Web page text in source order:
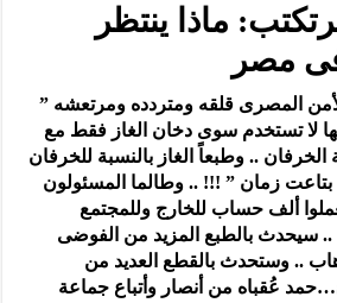
ماذا ينتظر
مصر
المصرى قلقه ومتردده ومرتعشه ”
لا تستخدم سوى دخان الغاز فقط مع
الخرفان .. وطبعاً الغاز بالنسبة للخرفان
زمان ” !!! .. وطالما المسئولون
ألف حساب للخارج وللمجتمع
.. سيحدث بالطبع المزيد من الفوضى
.. وستحدث بالقطع العديد من
عُقباه من أنصار وأتباع جماعة